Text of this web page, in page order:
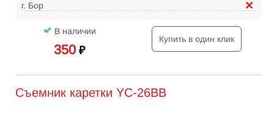
г. Бор
В наличии
350 ₽
Купить в один клик
Съемник каретки YC-26BB